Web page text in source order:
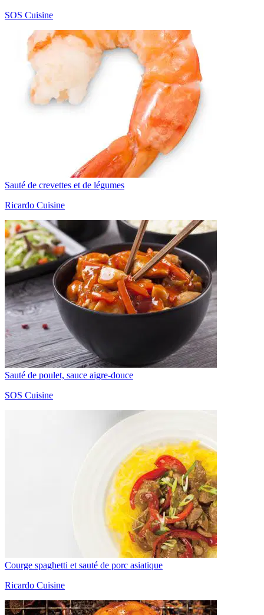
SOS Cuisine
Sauté de crevettes et de légumes
Ricardo Cuisine
Sauté de poulet, sauce aigre-douce
SOS Cuisine
Courge spaghetti et sauté de porc asiatique
Ricardo Cuisine